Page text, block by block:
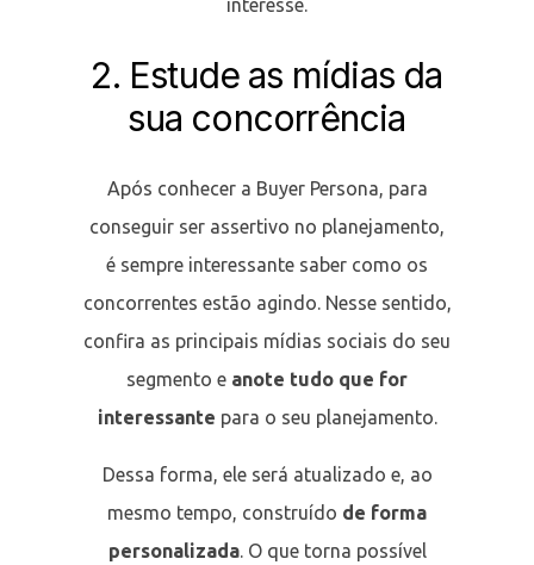
interesse.
2. Estude as mídias da
sua concorrência
Após conhecer a Buyer Persona, para
conseguir ser assertivo no planejamento,
é sempre interessante saber como os
concorrentes estão agindo. Nesse sentido,
confira as principais mídias sociais do seu
segmento e anote tudo que for
interessante para o seu planejamento.
Dessa forma, ele será atualizado e, ao
mesmo tempo, construído de forma
personalizada. O que torna possível